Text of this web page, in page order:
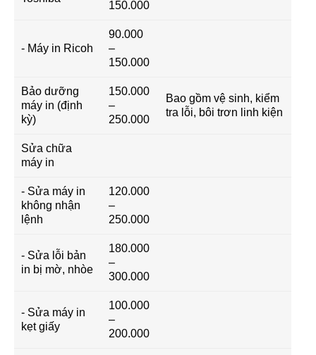
150.000
- Máy in Ricoh
90.000
–
150.000
Bảo dưỡng
máy in (định
kỳ)
150.000
–
250.000
Bao gồm vệ sinh, kiểm
tra lỗi, bôi trơn linh kiện
Sửa chữa
máy in
- Sửa máy in
không nhận
lệnh
120.000
–
250.000
- Sửa lỗi bản
in bị mờ, nhòe
180.000
–
300.000
- Sửa máy in
kẹt giấy
100.000
–
200.000